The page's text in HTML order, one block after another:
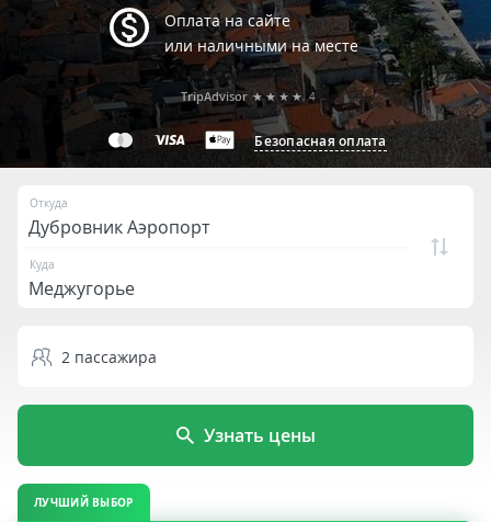
Оплата на сайте
или наличными на месте
Безопасная оплата
TripAdvisor ★★★★ 4
Откуда
Куда
2 пассажира
Узнать цены
ЛУЧШИЙ ВЫБОР